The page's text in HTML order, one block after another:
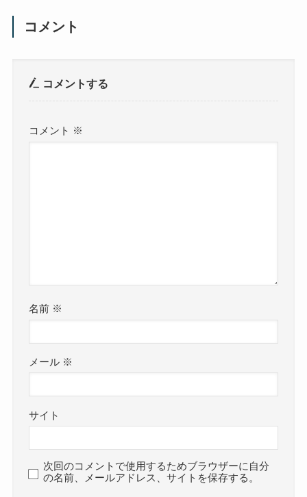
コメント
コメントする
コメント ※
名前 ※
メール ※
サイト
次回のコメントで使用するためブラウザーに自分
の名前、メールアドレス、サイトを保存する。